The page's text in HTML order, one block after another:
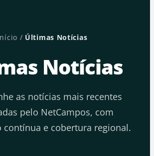
/ Últimas Notícias
Notícias
as notícias mais recentes
pelo NetCampos, com
contínua e cobertura regional.